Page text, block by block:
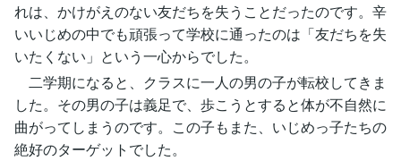
れは、かけがえのない友だちを失うことだったのです。辛
いいじめの中でも頑張って学校に通ったのは「友だちを失
いたくない」という一心からでした。
二学期になると、クラスに一人の男の子が転校してきま
した。その男の子は義足で、歩こうとすると体が不自然に
曲がってしまうのです。この子もまた、いじめっ子たちの
絶好のターゲットでした。